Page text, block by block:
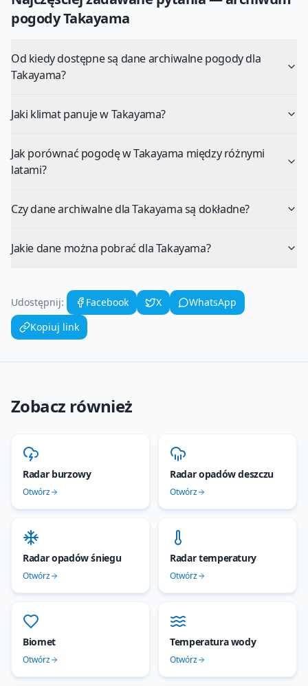
pogodyTakayama
Od kiedy dostępne są dane archiwalne pogody dla
Takayama?
Jaki klimat panuje w Takayama?
Jak porównać pogodę w Takayama między różnymi
latami?
Czy dane archiwalne dla Takayama są dokładne?
Jakie dane można pobrać dla Takayama?
Udostępnij: Facebook X
WhatsApp
Kopiuj link
Zobacz również
Radar burzowy
Otwórz
Radar opadów deszczu
Otwórz
Radar opadów śniegu
Otwórz
Radar temperatury
Otwórz
Biomet
Otwórz
Temperatura wody
Otwórz